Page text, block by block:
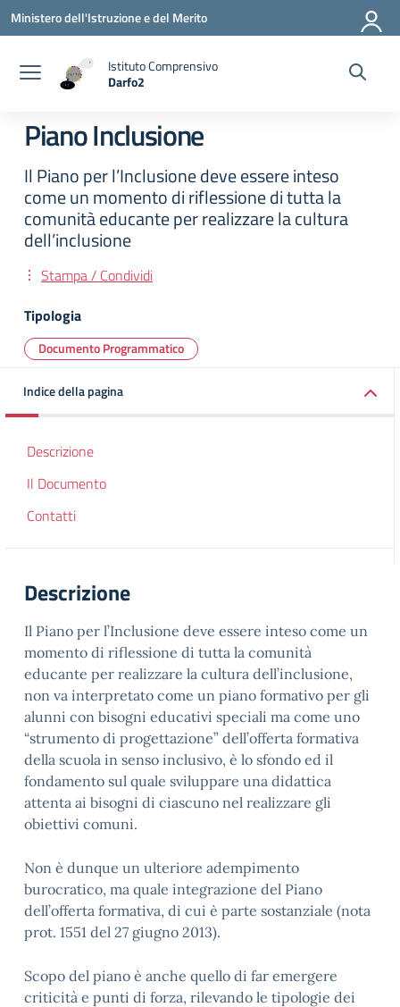
Vai ai contenuti
Vai al menu di navigazione
Vai al footer
Ministero dell'Istruzione e del Merito
Istituto Comprensivo
Darfo2
Piano Inclusione
Il Piano per l’Inclusione deve essere inteso
come un momento di riflessione di tutta la
comunità educante per realizzare la cultura
dell’inclusione
Stampa / Condividi
Tipologia
Documento Programmatico
Indice della pagina
Descrizione
Il Documento
Contatti
Descrizione
Il Piano per l’Inclusione deve essere inteso come un
momento di riflessione di tutta la comunità
educante per realizzare la cultura dell’inclusione,
non va interpretato come un piano formativo per gli
alunni con bisogni educativi speciali ma come uno
“strumento di progettazione” dell’offerta formativa
della scuola in senso inclusivo, è lo sfondo ed il
fondamento sul quale sviluppare una didattica
attenta ai bisogni di ciascuno nel realizzare gli
obiettivi comuni.
Non è dunque un ulteriore adempimento
burocratico, ma quale integrazione del Piano
dell’offerta formativa, di cui è parte sostanziale (nota
prot. 1551 del 27 giugno 2013).
Scopo del piano è anche quello di far emergere
criticità e punti di forza, rilevando le tipologie dei